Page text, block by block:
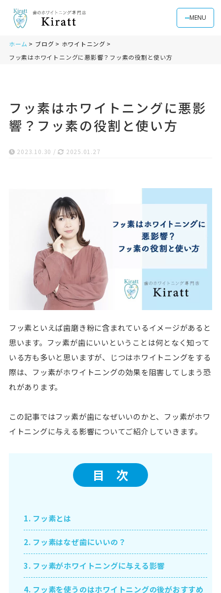
MENU
ホーム ブログ
ホワイトニング
フッ素はホワイトニングに悪影響？フッ素の役割と使い方
フッ素はホワイトニングに悪影
響？フッ素の役割と使い方
2023.10.30 / 2025.01.27
フッ素といえば歯磨き粉に含まれているイメージがあると
思います。フッ素が歯にいいということは何となく知って
いる方も多いと思いますが、じつはホワイトニングをする
際は、フッ素がホワイトニングの効果を阻害してしまう恐
れがあります。
この記事ではフッ素が歯になぜいいのかと、フッ素がホワ
イトニングに与える影響についてご紹介していきます。
目 次
1. フッ素とは
2. フッ素はなぜ歯にいいの？
3. フッ素がホワイトニングに与える影響
4. フッ素を使うのはホワイトニングの後がおすすめ